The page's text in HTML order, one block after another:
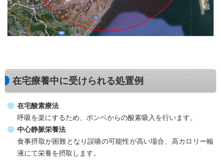
在宅療養中に受けられる処置例
在宅酸素療法
呼吸を楽にするため、ボンベからの酸素吸入を行います。
中心静脈栄養法
食事摂取が困難となり誤嚥の可能性が高い場合、高カロリー輸
液にて栄養を摂取します。